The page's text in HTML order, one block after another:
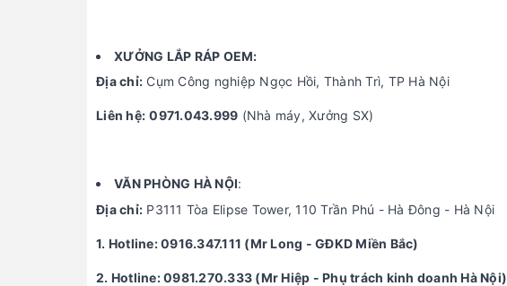
XƯỞNG LẮP RÁP OEM:
Địa chỉ: Cụm Công nghiệp Ngọc Hồi, Thành Trì, TP Hà Nội
Liên hệ: 0971.043.999 (Nhà máy, Xưởng SX)
VĂN PHÒNG HÀ NỘI:
Địa chỉ: P3111 Tòa Elipse Tower, 110 Trần Phú - Hà Đông - Hà Nội
1. Hotline: 0916.347.111 (Mr Long - GĐKD Miền Bắc)
2. Hotline: 0981.270.333 (Mr Hiệp - Phụ trách kinh doanh Hà Nội)